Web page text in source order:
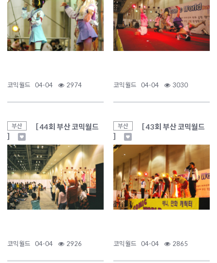
코믹월드 04-04 2974 코믹월드 04-04 3030
부산
［ 44회 부산 코믹월드
］
코믹월드 04-04 2926
부산
［ 43회 부산 코믹월드
］
코믹월드 04-04 2865